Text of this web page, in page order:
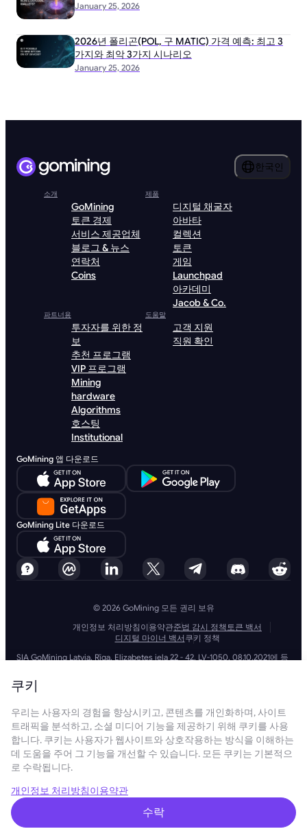
January 25, 2026
January 25, 2026
2026년 폴리곤(POL, 구 MATIC) 가격 예측: 최고 3
가지와 최악 3가지 시나리오
한국인
소개
GoMining
토큰 경제
서비스 제공업체
블로그 & 뉴스
연락처
Coins
제품
디지털 채굴자
아바타
컬렉션
토큰
게임
Launchpad
아카데미
Jacob & Co.
파트너용
투자자를 위한 정
보
추천 프로그램
VIP 프로그램
Mining
hardware
Algorithms
호스팅
Institutional
도움말
고객 지원
직원 확인
GoMining 앱 다운로드
GoMining Lite 다운로드
© 2026 GoMining 모든 권리 보유
개인정보 처리방침 이용약관준법 감시 정책토큰 백서
디지털 마이너 백서 쿠키 정책
SIA GoMining Latvia, Rīga, Elizabetes iela 22 - 42, LV-1050, 08.10.2021에 등
GoMining (BVI) Limited, Trinity Chambers, PO Box 4301, Road Town,
Tortola, British Virgin Islands, BVI company number: 2110978
Islands VG 1110
GoMining (British Virgin Islands) Limited, SIA GoMining Latvia 및 BMINE
BVI LIMITED는 모든 해당 법률 및 규정을 완전히 준수하며 자금 세탁, 테러 자
금 조달 및 확산 금융 방지에 전념합니다. 당사는 모든 관련 자금 세탁 방지
및 테러 자금 조달 의무뿐만 아니라 확산 금융 방지 조치를 엄격하게 준수하
여 운영 및 서비스의 무결성과 보안을 유지하는 최고 수준의 표준을 준수합
GoMining (Cyprus) Limited, a company, incorporated, organized and
existing under the laws of Cyprus with registration number HE 450955,
having its registered address at 28 Oktovriou, 339, TRILOGY EAST
TOWER, 3rd floor, Flat/Office 305, 3106, Limassol, Cyprus.
쿠키
우리는 사용자의 경험을 향상시키고, 콘텐츠를 개인화하며, 사이트
트래픽을 분석하고, 소셜 미디어 기능을 제공하기 위해 쿠키를 사용
합니다. 쿠키는 사용자가 웹사이트와 상호작용하는 방식을 이해하는
데 도움을 주어 그 기능을 개선할 수 있습니다. 모든 쿠키는 기본적으
로 수락됩니다.
개인정보 처리방침이용약관
수락